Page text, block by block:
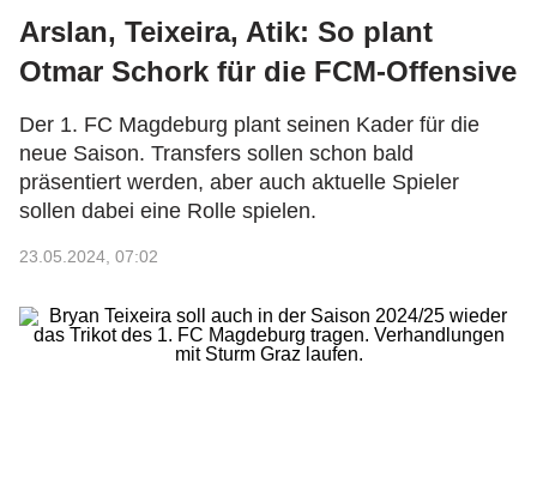
Arslan, Teixeira, Atik: So plant
Otmar Schork für die FCM-Offensive
Der 1. FC Magdeburg plant seinen Kader für die
neue Saison. Transfers sollen schon bald
präsentiert werden, aber auch aktuelle Spieler
sollen dabei eine Rolle spielen.
23.05.2024, 07:02